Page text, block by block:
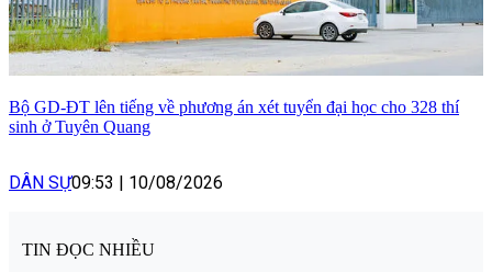
Bộ GD-ĐT lên tiếng về phương án xét tuyển đại học cho 328 thí
sinh ở Tuyên Quang
DÂN SỰ09:53 10/08/2026
TIN ĐỌC NHIỀU